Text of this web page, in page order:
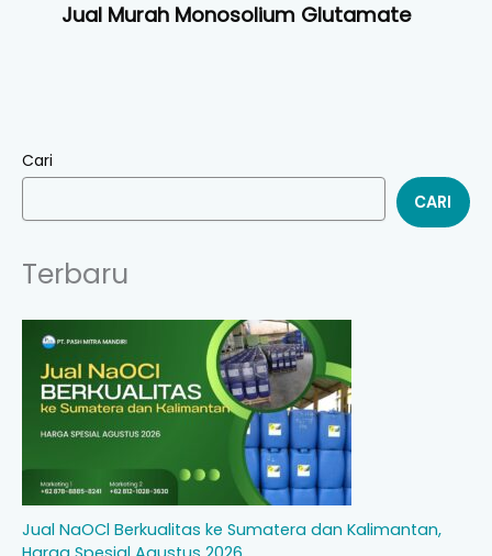
Jual Murah Monosolium Glutamate
Cari
CARI
Terbaru
Jual NaOCl Berkualitas ke Sumatera dan Kalimantan,